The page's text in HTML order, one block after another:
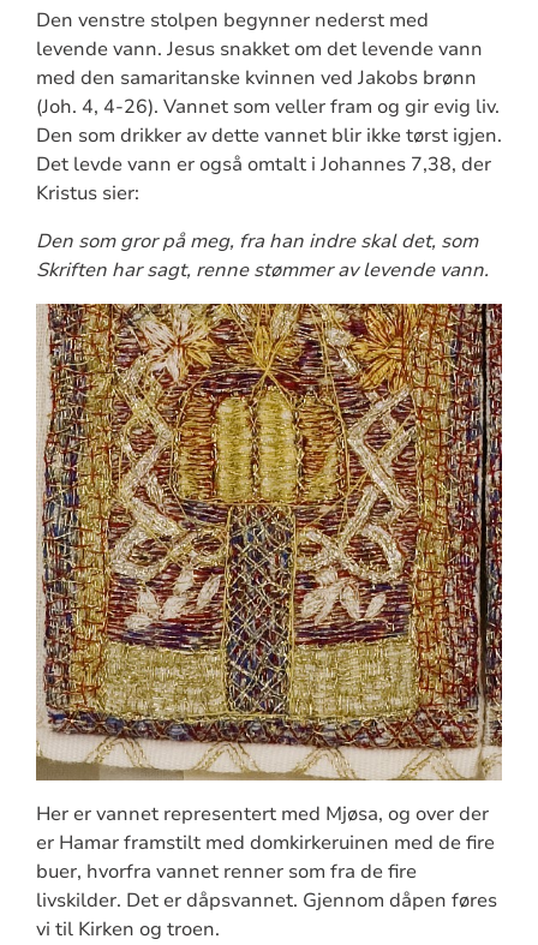
Den venstre stolpen begynner nederst med
levende vann. Jesus snakket om det levende vann
med den samaritanske kvinnen ved Jakobs brønn
(Joh. 4, 4-26). Vannet som veller fram og gir evig liv.
Den som drikker av dette vannet blir ikke tørst igjen.
Det levde vann er også omtalt i Johannes 7,38, der
Kristus sier:
Den som gror på meg, fra han indre skal det, som
Skriften har sagt, renne stømmer av levende vann.
Her er vannet representert med Mjøsa, og over der
er Hamar framstilt med domkirkeruinen med de fire
buer, hvorfra vannet renner som fra de fire
livskilder. Det er dåpsvannet. Gjennom dåpen føres
vi til Kirken og troen.